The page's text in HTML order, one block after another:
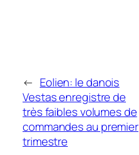
← Eolien: le danois
Vestas enregistre de
très faibles volumes de
commandes au premier
trimestre